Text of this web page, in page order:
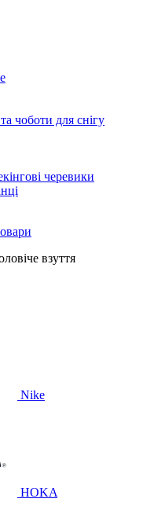
чоботи для снігу
черевики
взуття
Nike
HOKA